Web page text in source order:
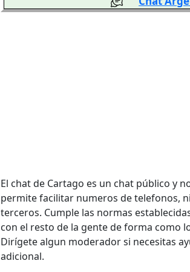
El chat de Cartago es un chat público y
permite facilitar numeros de telefonos,
terceros. Cumple las normas
con el resto de la gente de forma como
Dirígete algun moderador si necesitas
adicional.